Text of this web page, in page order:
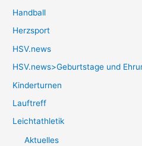
Handball
Herzsport
HSV.news
HSV.news>Geburtstage und
Kinderturnen
Lauftreff
Leichtathletik
Aktuelles